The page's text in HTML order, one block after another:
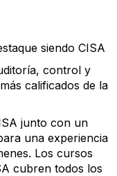
siendo CISA
control y
calificados de la
junto con un
una experiencia
Los cursos
cubren todos los